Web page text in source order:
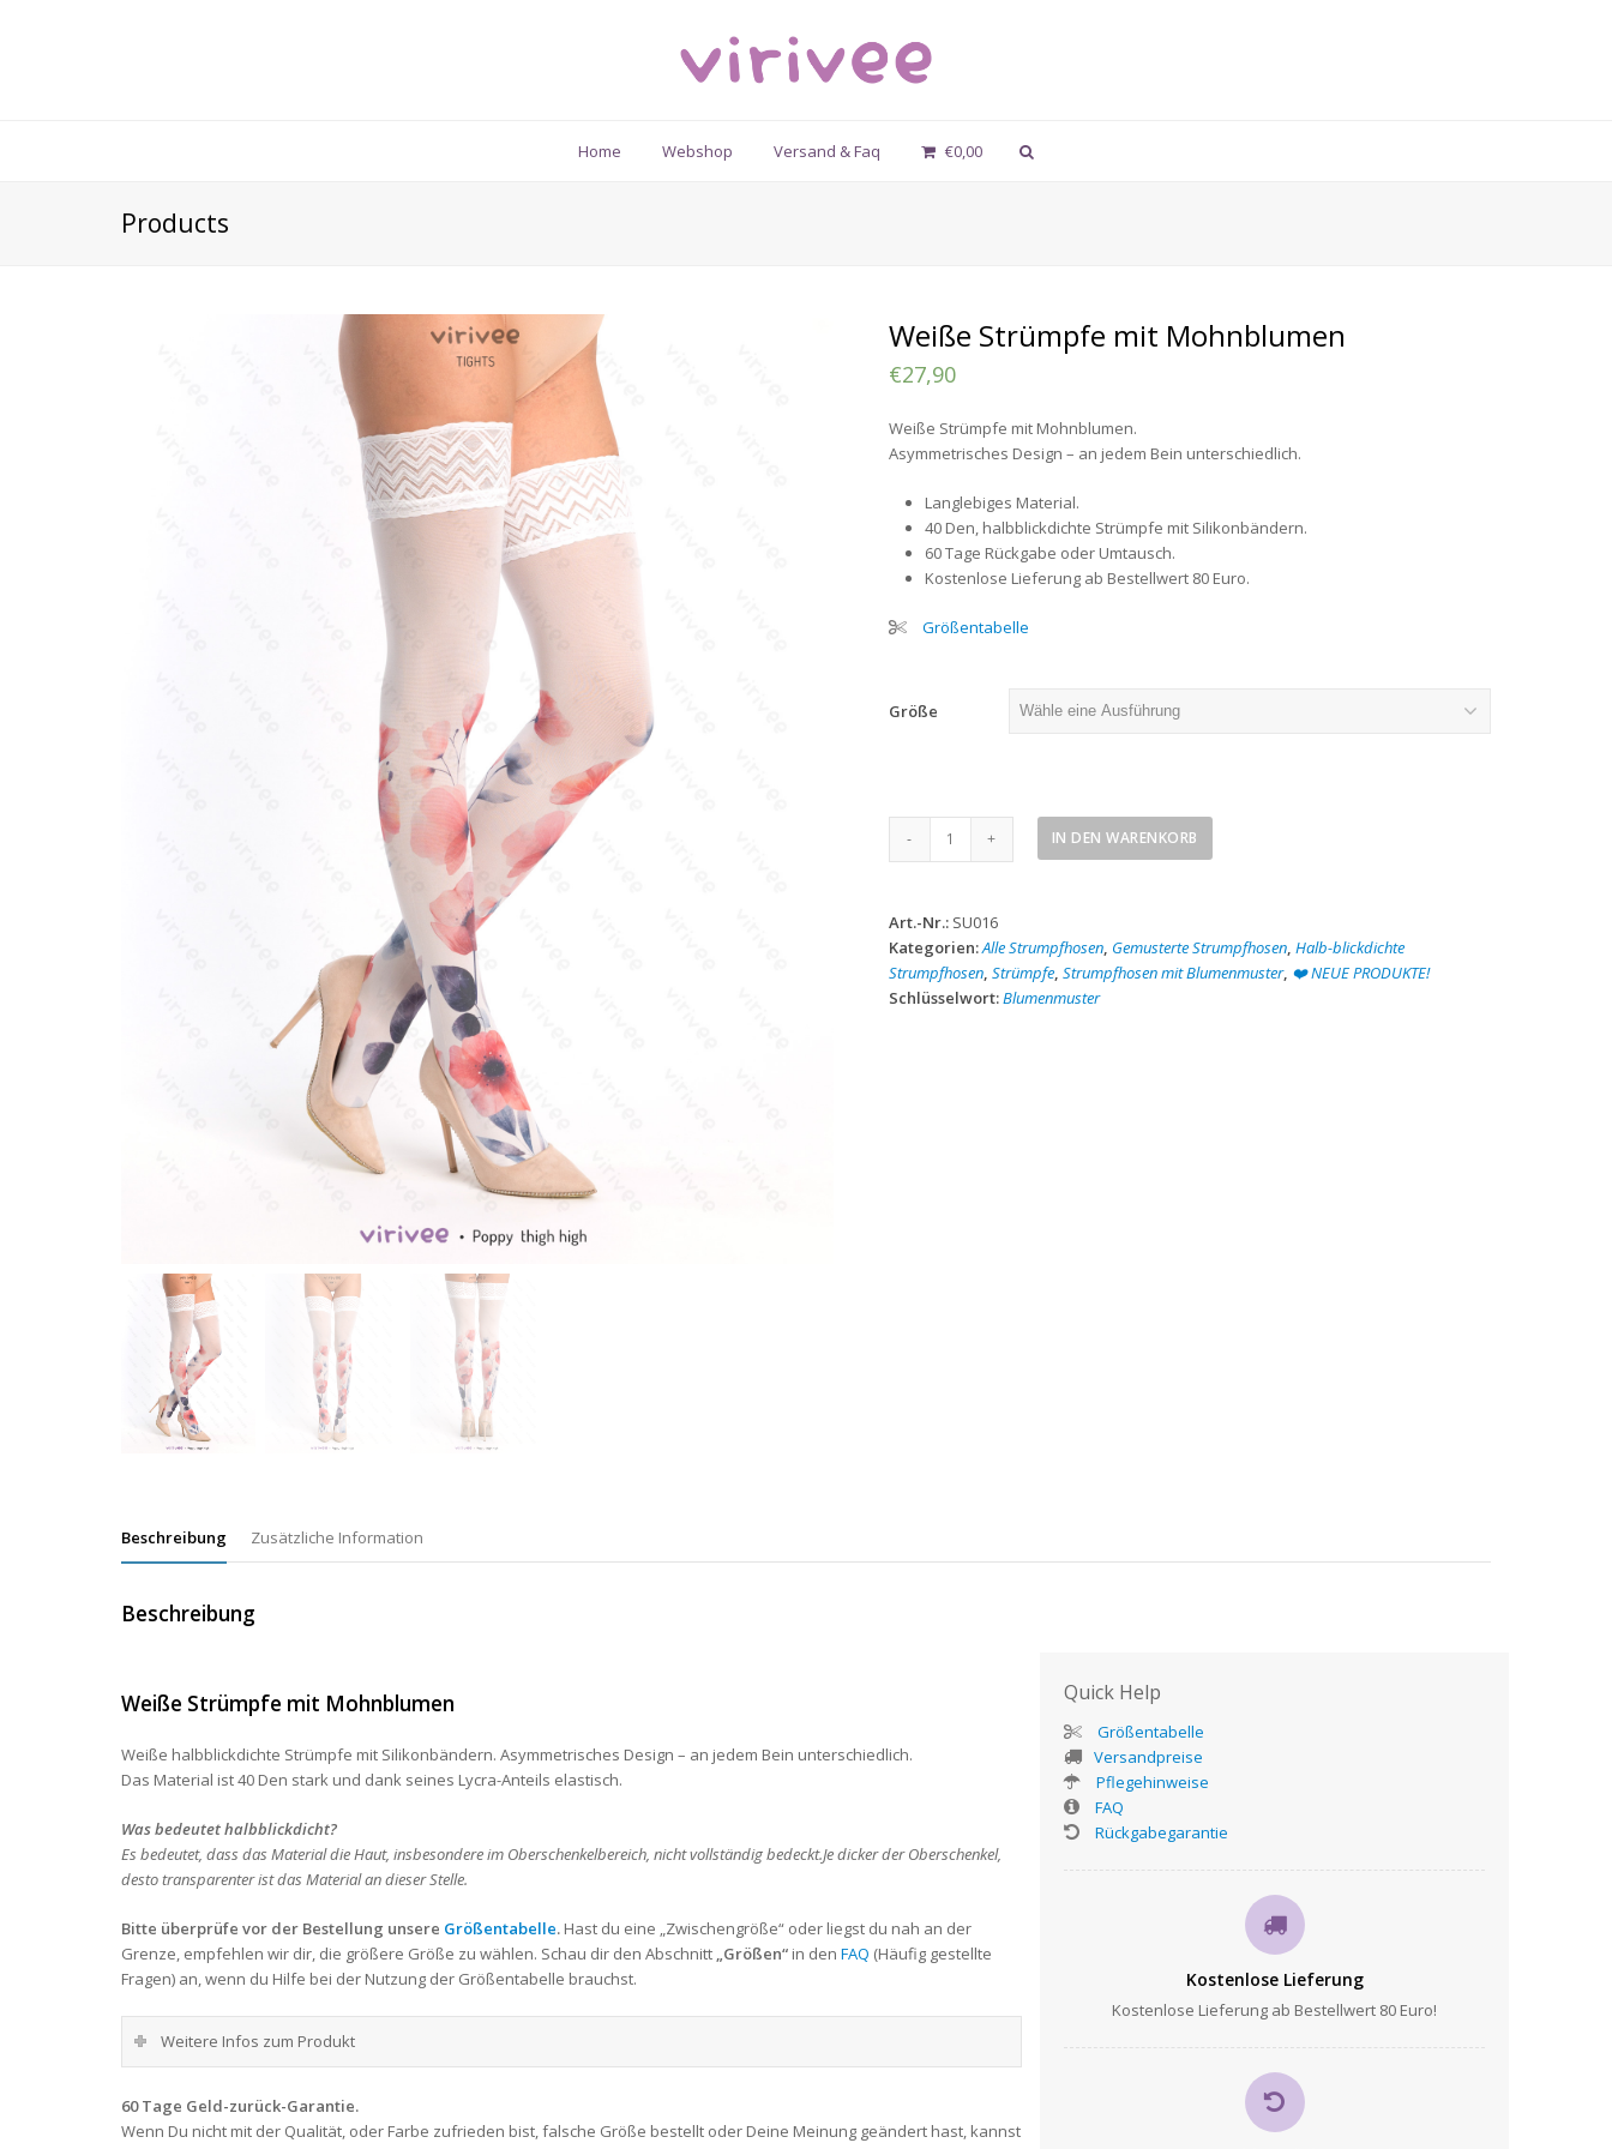
Home Webshop Versand & Faq €0,00
Products
Weiße Strümpfe mit Mohnblumen
€27,90
Weiße Strümpfe mit Mohnblumen.
Asymmetrisches Design – an jedem Bein unterschiedlich.
Langlebiges Material.
40 Den, halbblickdichte Strümpfe mit Silikonbändern.
60 Tage Rückgabe oder Umtausch.
Kostenlose Lieferung ab Bestellwert 80 Euro.
Größentabelle
Größe
Weiße
Menge
IN DEN WARENKORB
Art.-Nr.: SU016
Kategorien:Alle Strumpfhosen, Gemusterte Strumpfhosen, Halb-blickdichte
Strumpfhosen, Strümpfe, Strumpfhosen mit Blumenmuster, ❤️ NEUE PRODUKTE!
Schlüsselwort:Blumenmuster
Beschreibung Zusätzliche Information
Beschreibung
Weiße Strümpfe mit Mohnblumen
Weiße halbblickdichte Strümpfe mit Silikonbändern. Asymmetrisches Design – an jedem Bein unterschiedlich.
Das Material ist 40 Den stark und dank seines Lycra-Anteils elastisch.
Was bedeutet halbblickdicht?
Es bedeutet, dass das Material die Haut, insbesondere im Oberschenkelbereich, nicht vollständig bedeckt.Je dicker der Oberschenkel,
desto transparenter ist das Material an dieser Stelle.
Bitte überprüfe vor der Bestellung unsere Größentabelle.Hast du eine „Zwischengröße“ oder liegst du nah an der
Grenze, empfehlen wir dir, die größere Größe zu wählen. Schau dir den Abschnitt „Größen“in den FAQ (Häufig gestellte
Fragen) an, wenn du Hilfe bei der Nutzung der Größentabelle brauchst.
Weitere Infos zum Produkt
60 Tage Geld-zurück-Garantie.
Wenn Du nicht mit der Qualität, oder Farbe zufrieden bist, falsche Größe bestellt oder Deine Meinung geändert hast, kannst
Quick Help
Größentabelle
Versandpreise
Pflegehinweise
FAQ
Rückgabegarantie
Kostenlose Lieferung
Kostenlose Lieferung ab Bestellwert 80 Euro!